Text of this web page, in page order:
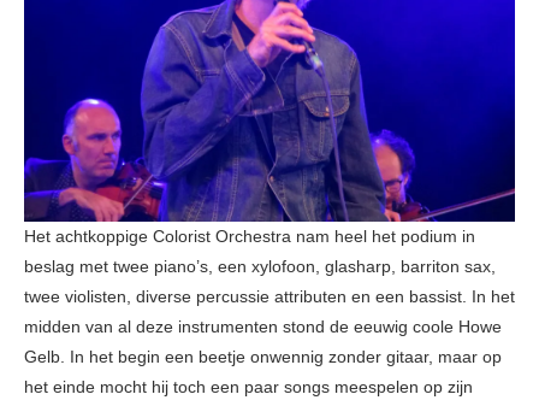
Het achtkoppige Colorist Orchestra nam heel het podium in
beslag met twee piano’s, een xylofoon, glasharp, barriton sax,
twee violisten, diverse percussie attributen en een bassist. In het
midden van al deze instrumenten stond de eeuwig coole Howe
Gelb. In het begin een beetje onwennig zonder gitaar, maar op
het einde mocht hij toch een paar songs meespelen op zijn